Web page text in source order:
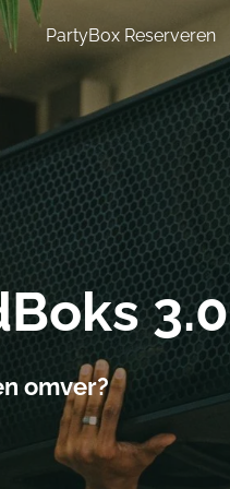
PartyBox Reserveren
3.0
omver?